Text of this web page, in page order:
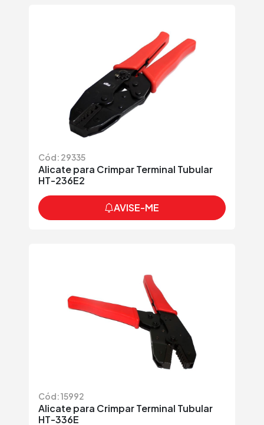
Cód: 29335
Alicate para Crimpar Terminal Tubular
HT-236E2
AVISE-ME
Cód: 15992
Alicate para Crimpar Terminal Tubular
HT-336E